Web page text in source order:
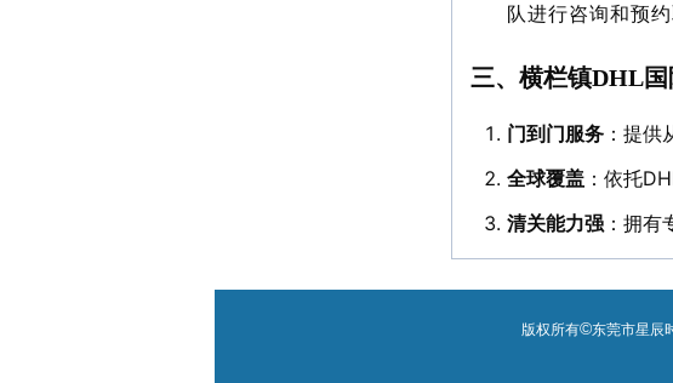
队进行咨询和预约
三、横栏镇DHL
门到门服务 ：提
全球覆盖 ：依托
清关能力强 ：拥
版权所有©东莞市星辰